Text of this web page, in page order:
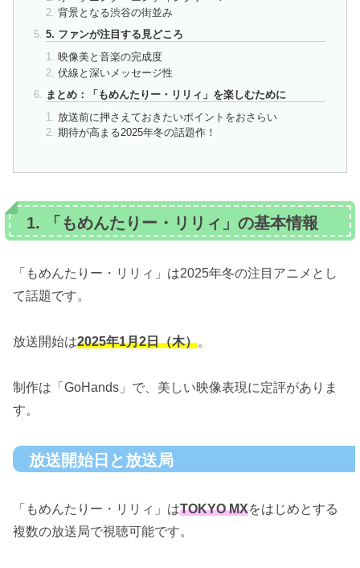
背景となる渋谷の街並み
5. ファンが注目する見どころ
映像美と音楽の完成度
伏線と深いメッセージ性
まとめ：「もめんたりー・リリィ」を楽しむために
放送前に押さえておきたいポイントをおさらい
期待が高まる2025年冬の話題作！
1. 「もめんたりー・リリィ」の基本情報
「もめんたりー・リリィ」は2025年冬の注目アニメとし
て話題です。
放送開始は2025年1月2日（木）。
制作は「GoHands」で、美しい映像表現に定評がありま
す。
放送開始日と放送局
「もめんたりー・リリィ」はTOKYO MXをはじめとする
複数の放送局で視聴可能です。